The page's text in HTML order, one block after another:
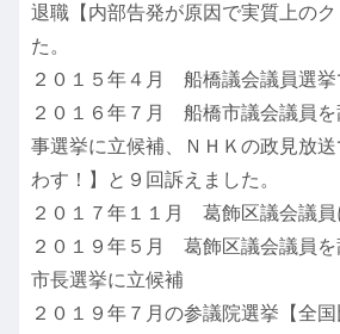
退職【内部告発が原因で実質上の
た。
２０１５年４月 船橋議会議員選挙
２０１６年７月 船橋市議会議員を
事選挙に立候補、ＮＨＫの政見放
わす！】と９回訴えました。
２０１７年１１月 葛飾区議会議員
２０１９年５月 葛飾区議会議員を
市長選挙に立候補
２０１９年７月の参議院選挙【全国